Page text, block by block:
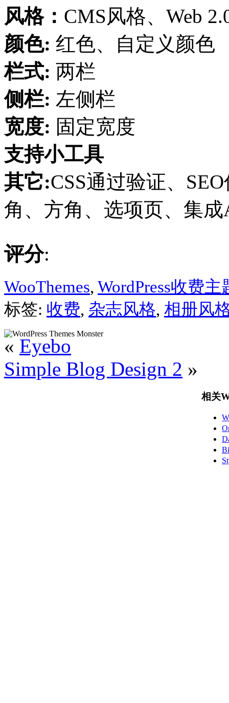
风格： CMS风格、Web
颜色: 红色、自定义颜色
栏式: 两栏
侧栏: 左侧栏
宽度: 固定宽度
支持小工具
其它:CSS通过验证、
角、方角、选项页、集成
评分:
WooThemes, WordPress收费主
标签: 收费, 杂志风格, 相册风
« Eyebo
Simple Blog Design 2 »
相关